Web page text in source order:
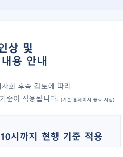
※ 시험 장소 및 접수 안내는
서울의 경우
지방의 경우
나. 지역별 시행 일정
서울 1/24 · 1/31 · 3/14